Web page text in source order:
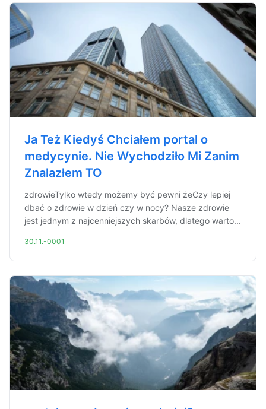
Ja Też Kiedyś Chciałem portal o
medycynie. Nie Wychodziło Mi Zanim
Znalazłem TO
zdrowieTylko wtedy możemy być pewni żeCzy lepiej
dbać o zdrowie w dzień czy w nocy? Nasze zdrowie
jest jednym z najcenniejszych skarbów, dlatego warto...
30.11.-0001